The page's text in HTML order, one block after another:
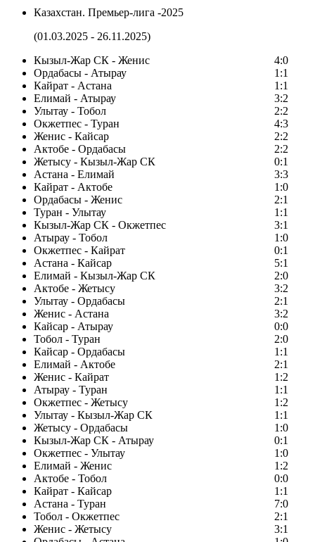
Казахстан. Премьер-лига -2025
(01.03.2025 - 26.11.2025)
Кызыл-Жар СК - Женис
4:0
Ордабасы - Атырау
1:1
Кайрат - Астана
1:1
Елимай - Атырау
3:2
Улытау - Тобол
2:2
Окжетпес - Туран
4:3
Женис - Кайсар
2:2
Актобе - Ордабасы
2:2
Жетысу - Кызыл-Жар СК
0:1
Астана - Елимай
3:3
Кайрат - Актобе
1:0
Ордабасы - Женис
2:1
Туран - Улытау
1:1
Кызыл-Жар СК - Окжетпес
3:1
Атырау - Тобол
1:0
Окжетпес - Кайрат
0:1
Астана - Кайсар
5:1
Елимай - Кызыл-Жар СК
2:0
Актобе - Жетысу
3:2
Улытау - Ордабасы
2:1
Женис - Астана
3:2
Кайсар - Атырау
0:0
Тобол - Туран
2:0
Кайсар - Ордабасы
1:1
Елимай - Актобе
2:1
Женис - Кайрат
1:2
Атырау - Туран
1:1
Окжетпес - Жетысу
1:2
Улытау - Кызыл-Жар СК
1:1
Жетысу - Ордабасы
1:0
Кызыл-Жар СК - Атырау
0:1
Окжетпес - Улытау
1:0
Елимай - Женис
1:2
Актобе - Тобол
0:0
Кайрат - Кайсар
1:1
Астана - Туран
7:0
Тобол - Окжетпес
2:1
Женис - Жетысу
3:1